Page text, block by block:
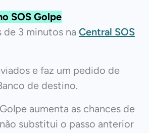
SOS Golpe
de 3 minutos na Central SOS
e faz um pedido de
de destino.
aumenta as chances de
substitui o passo anterior